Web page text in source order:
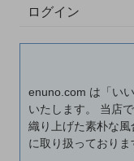
ログイン
enuno.com は「い
いたします。 当店
織り上げた素朴な
に取り扱っておりま